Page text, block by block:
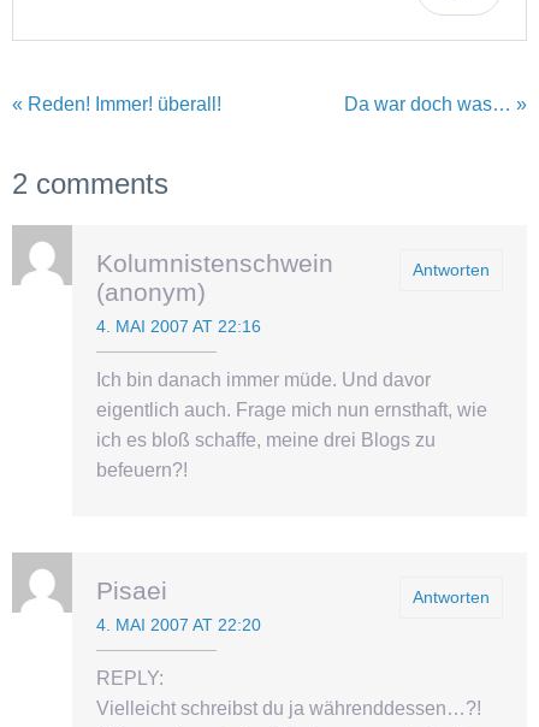
« Reden! Immer! überall! Da war doch was… »
2 comments
Antworten
Kolumnistenschwein
(anonym)
4. MAI 2007 AT 22:16
Ich bin danach immer müde. Und davor
eigentlich auch. Frage mich nun ernsthaft, wie
ich es bloß schaffe, meine drei Blogs zu
befeuern?!
Antworten
Pisaei
4. MAI 2007 AT 22:20
REPLY:
Vielleicht schreibst du ja währenddessen…?!